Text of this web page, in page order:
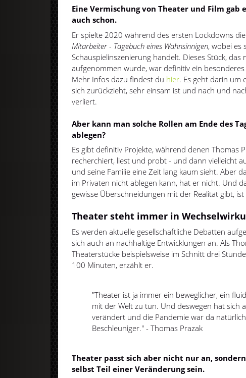
Eine Vermischung von Theater und Film gab
auch schon.
Er spielte 2020 während des ersten Lockdowns
Mitarbeiter - Tagebuch eines Wahnsinnigen, wobei es
Schauspielinszenierung handelt. Dieses Stück,
aufgenommen wurde, war definitiv ein
Mehr Infos dazu findest du hier. Es geht darin um
sich zurückzieht, sehr einsam ist und nach und
verliert.
Aber kann man solche Rollen am Ende des
ablegen?
Es gibt definitiv Projekte, während denen Thomas
recherchiert, liest und probt - und dann vielleicht
und seine Familie eine Zeit lang kaum sieht. Aber
im Privaten nicht ablegen kann, hat er nicht. Und
gewisse Überschneidungen mit der Realität gibt,
Theater steht immer in
Es werden aktuelle gesellschaftliche Debatten
sich auch an nachhaltige Entwicklungen an. Als
Theaterstücke beispielsweise im Schnitt drei
100 Minuten, erzählt er.
"Theater ist ja immer ein beweglicher, ein
mit der Welt zu tun. Und deswegen hat sich
verändert und die Pandemie war da
Beschleuniger." - Thomas Prazak
Theater passt sich aber nicht nur an,
selbst Teil einer Veränderung sein.